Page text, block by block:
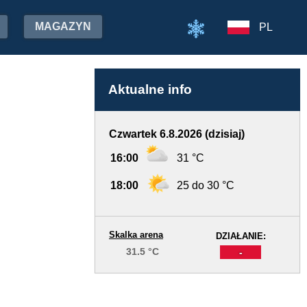
MAGAZYN PL
Aktualne info
Czwartek 6.8.2026 (dzisiaj)
16:00 31 °C
18:00 25 do 30 °C
DZIAŁANIE:
-
Skalka arena
31.5 °C